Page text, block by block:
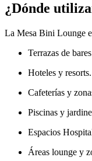
¿Dónde
La Mesa Bini Lounge
Terrazas de
Hoteles y resorts.
Cafeterías y
Piscinas y
Espacios
Áreas lounge y